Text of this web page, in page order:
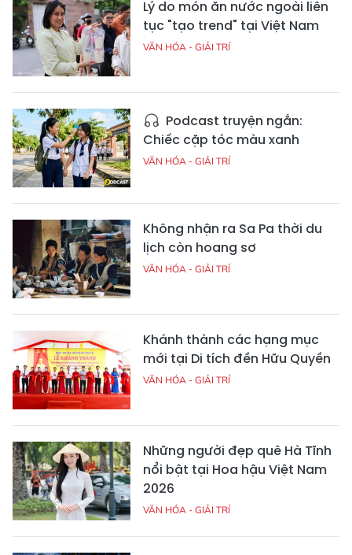
Lý do món ăn nước ngoài liên
tục "tạo trend" tại Việt Nam
VĂN HÓA - GIẢI TRÍ
Podcast truyện ngắn:
Chiếc cặp tóc màu xanh
VĂN HÓA - GIẢI TRÍ
Không nhận ra Sa Pa thời du
lịch còn hoang sơ
VĂN HÓA - GIẢI TRÍ
Khánh thành các hạng mục
mới tại Di tích đền Hữu Quyền
VĂN HÓA - GIẢI TRÍ
Những người đẹp quê Hà Tĩnh
nổi bật tại Hoa hậu Việt Nam
2026
VĂN HÓA - GIẢI TRÍ